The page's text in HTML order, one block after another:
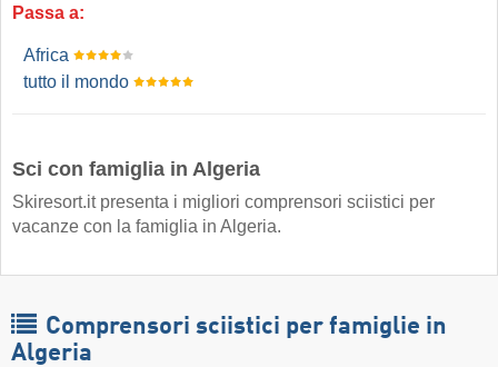
Passa a:
Africa
tutto il mondo
Sci con famiglia in Algeria
Skiresort.it presenta i migliori comprensori sciistici per
vacanze con la famiglia in Algeria.
Comprensori sciistici per famiglie in
Algeria